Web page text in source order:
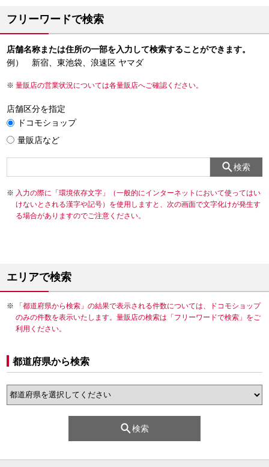
フリーワードで検索
店舗名称または住所の一部を入力して検索することができます。
例） 新宿、東池袋、浪速区 ヤマダ
量販店の営業状況については各量販店へご確認ください。
店舗区分を指定
ドコモショップ
量販店など
検索
入力の際に「環境依存文字」（一般的にインターネットにおいて使ってはい
けないとされる漢字や記号）を使用しますと、次の画面で文字化けが発生す
る場合がありますのでご注意ください。
エリアで検索
「都道府県から検索」の結果で表示される件数については、ドコモショップ
のみの件数を表示いたします。量販店の検索は「フリーワードで検索」をご
利用ください。
都道府県から検索
検索